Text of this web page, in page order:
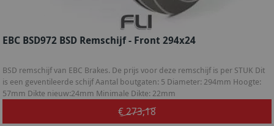
EBC BSD972 BSD Remschijf - Front 294x24
BSD remschijf van EBC Brakes. De prijs voor deze remschijf is per STUK Dit
is een geventileerde schijf Aantal boutgaten: 5 Diameter: 294mm Hoogte:
57mm Dikte nieuw:24mm Minimale Dikte: 22mm
€ 273,18